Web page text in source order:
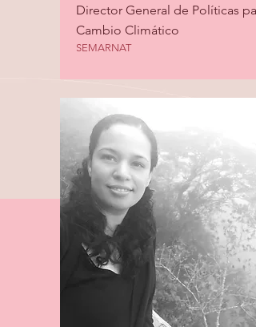
Director General de Políticas
Cambio Climático
SEMARNAT